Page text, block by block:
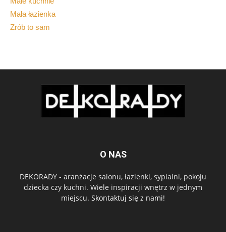
Mała łazienka
Zrób to sam
O NAS
DEKORADY - aranżacje salonu, łazienki, sypialni, pokoju
dziecka czy kuchni. Wiele inspiracji wnętrz w jednym
miejscu. Skontaktuj się z nami!